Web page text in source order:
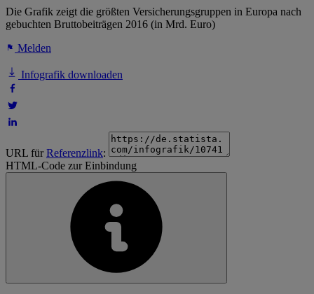
Die Grafik zeigt die größten Versicherungsgruppen in Europa nach
gebuchten Bruttobeiträgen 2016 (in Mrd. Euro)
Melden
Infografik downloaden
URL fürReferenzlink:
HTML-Code zur Einbindung